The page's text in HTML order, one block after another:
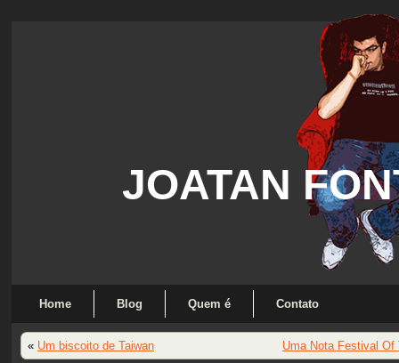
JOATAN
Home Blog Quem é Contato
« Um biscoito de Taiwan Uma Nota Festival